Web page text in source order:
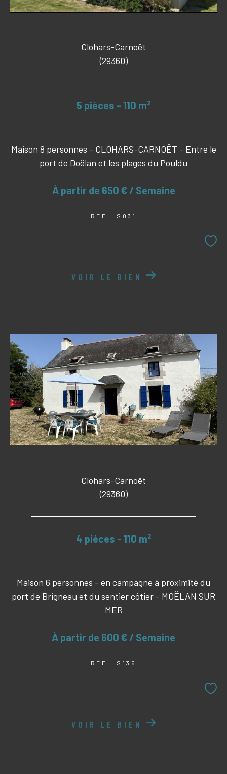
Clohars-Carnoët
(29360)
5 pièces - 110 m²
Maison 8 personnes - CLOHARS-CARNOËT - Entre le
port de Doëlan et les plages du Pouldu
À partir de 650 € / Semaine
REF : S031
VOIR LE BIEN
Clohars-Carnoët
(29360)
4 pièces - 110 m²
Maison 6 personnes - en campagne à proximité du
port de Brigneau et du sentier côtier - MOËLAN SUR
MER
À partir de 600 € / Semaine
REF : S136
VOIR LE BIEN